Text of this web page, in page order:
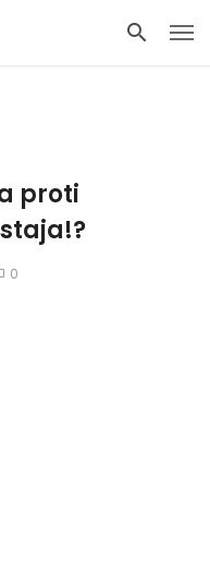
proti
0